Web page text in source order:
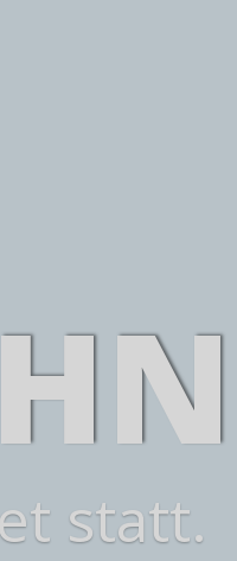
statt.